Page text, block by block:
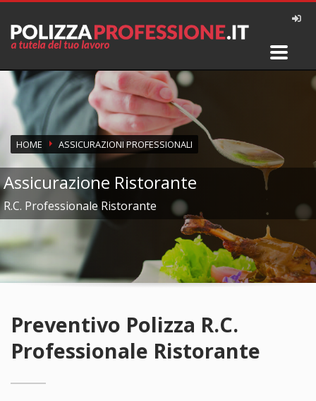
HOME ASSICURAZIONI PROFESSIONALI
Assicurazione Ristorante
R.C. Professionale Ristorante
Preventivo Polizza R.C.
Professionale Ristorante